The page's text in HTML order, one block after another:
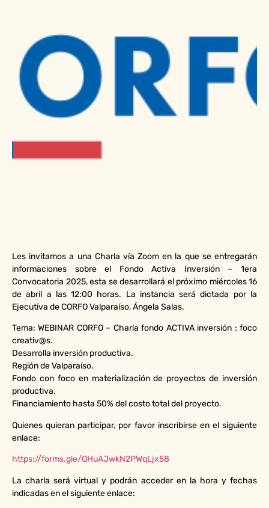
Les invitamos a una Charla vía Zoom en la que se entregarán
informaciones sobre el Fondo Activa Inversión – 1era
Convocatoria 2025, esta se desarrollará el próximo miércoles 16
de abril a las 12:00 horas. La instancia será dictada por la
Ejecutiva de CORFO Valparaíso, Ángela Salas.
Tema: WEBINAR CORFO – Charla fondo ACTIVA inversión : foco
creativ@s.
Desarrolla inversión productiva.
Región de Valparaíso.
Fondo con foco en materialización de proyectos de inversión
productiva.
Financiamiento hasta 50% del costo total del proyecto.
Quienes quieran participar, por favor inscribirse en el siguiente
enlace:
https://forms.gle/QHuAJwkN2PWqLjx58
La charla será virtual y podrán acceder en la hora y fechas
indicadas en el siguiente enlace: